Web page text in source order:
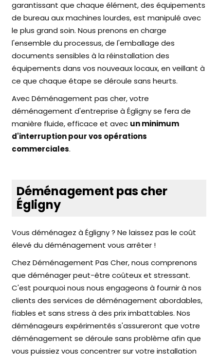
garantissant que chaque élément, des équipements
de bureau aux machines lourdes, est manipulé avec
le plus grand soin. Nous prenons en charge
l'ensemble du processus, de l'emballage des
documents sensibles à la réinstallation des
équipements dans vos nouveaux locaux, en veillant à
ce que chaque étape se déroule sans heurts.
Avec Déménagement pas cher, votre
déménagement d'entreprise à Égligny se fera de
manière fluide, efficace et avec un minimum
d'interruption pour vos opérations
commerciales.
Déménagement pas cher
Égligny
Vous déménagez à Égligny ? Ne laissez pas le coût
élevé du déménagement vous arrêter !
Chez Déménagement Pas Cher, nous comprenons
que déménager peut-être coûteux et stressant.
C'est pourquoi nous nous engageons à fournir à nos
clients des services de déménagement abordables,
fiables et sans stress à des prix imbattables. Nos
déménageurs expérimentés s'assureront que votre
déménagement se déroule sans problème afin que
vous puissiez vous concentrer sur votre installation